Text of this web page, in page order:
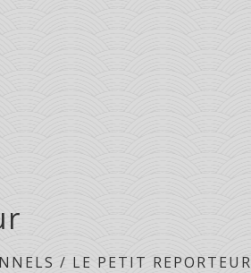
/ LE PETIT REPORTEUR